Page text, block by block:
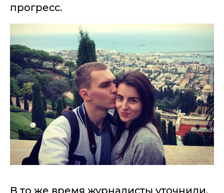
прогресс.
В то же время журналисты уточнили,